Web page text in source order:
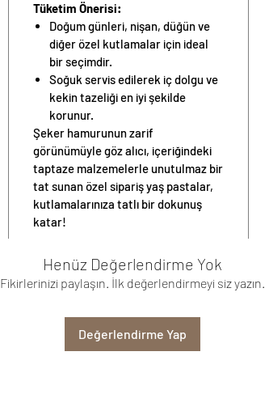
Tüketim Önerisi:
Doğum günleri, nişan, düğün ve
diğer özel kutlamalar için ideal
bir seçimdir.
Soğuk servis edilerek iç dolgu ve
kekin tazeliği en iyi şekilde
korunur.
Şeker hamurunun zarif
görünümüyle göz alıcı, içeriğindeki
taptaze malzemelerle unutulmaz bir
tat sunan özel sipariş yaş pastalar,
kutlamalarınıza tatlı bir dokunuş
katar!
Henüz Değerlendirme Yok
Fikirlerinizi paylaşın. İlk değerlendirmeyi siz yazın.
Değerlendirme Yap